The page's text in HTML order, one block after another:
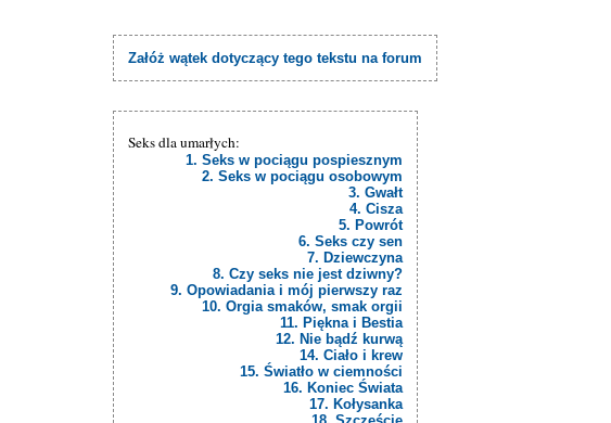
Załóż wątek dotyczący tego tekstu na forum
Seks dla umarłych:
1. Seks w pociągu pospiesznym
2. Seks w pociągu osobowym
3. Gwałt
4. Cisza
5. Powrót
6. Seks czy sen
7. Dziewczyna
8. Czy seks nie jest dziwny?
9. Opowiadania i mój pierwszy raz
10. Orgia smaków, smak orgii
11. Piękna i Bestia
12. Nie bądź kurwą
14. Ciało i krew
15. Światło w ciemności
16. Koniec Świata
17. Kołysanka